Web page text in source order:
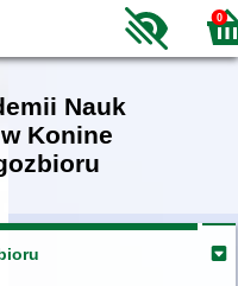
0
Nauk
Konine